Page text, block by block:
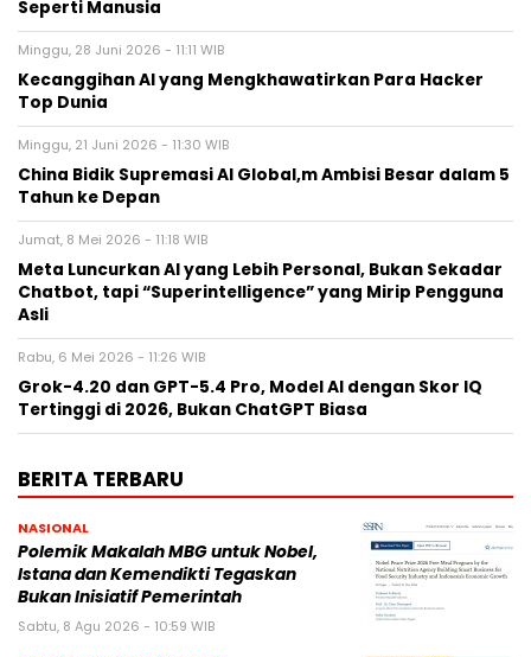
Seperti Manusia
Minggu, 28 Juni 2026 - 11:11 WIB
Kecanggihan AI yang Mengkhawatirkan Para Hacker
Top Dunia
Minggu, 21 Juni 2026 - 11:30 WIB
China Bidik Supremasi AI Global,m Ambisi Besar dalam 5
Tahun ke Depan
Jumat, 8 Mei 2026 - 11:18 WIB
Meta Luncurkan AI yang Lebih Personal, Bukan Sekadar
Chatbot, tapi “Superintelligence” yang Mirip Pengguna
Asli
Rabu, 6 Mei 2026 - 11:26 WIB
Grok-4.20 dan GPT-5.4 Pro, Model AI dengan Skor IQ
Tertinggi di 2026, Bukan ChatGPT Biasa
BERITA TERBARU
NASIONAL
Polemik Makalah MBG untuk Nobel,
Istana dan Kemendikti Tegaskan
Bukan Inisiatif Pemerintah
Sabtu, 8 Agu 2026 - 10:59 WIB